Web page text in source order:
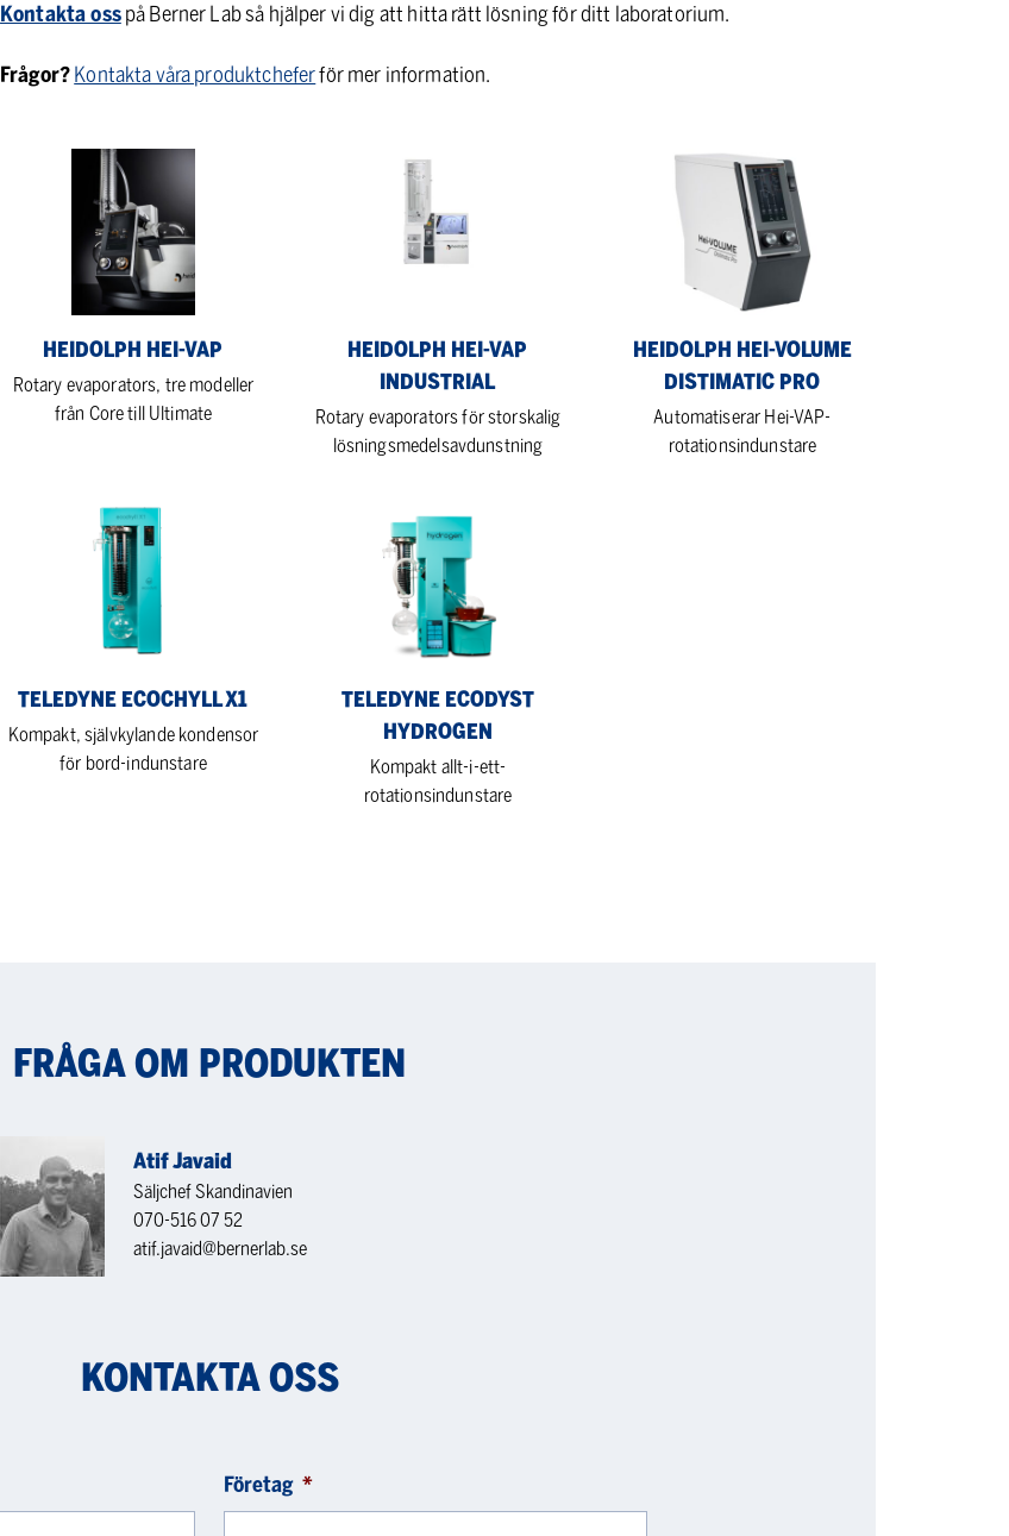
Kontakta osspå Berner Lab så hjälper vi dig att hitta rätt lösning för ditt laboratorium.
Frågor?Kontakta våra produktcheferför mer information.
HEIDOLPH HEI-VAP
Rotary evaporators, tre modeller
från Core till Ultimate
HEIDOLPH HEI-VAP
INDUSTRIAL
Rotary evaporators för storskalig
lösningsmedelsavdunstning
HEIDOLPH HEI-VOLUME
DISTIMATIC PRO
Automatiserar Hei-VAP-
rotationsindunstare
TELEDYNE ECOCHYLL X1
Kompakt, självkylande kondensor
för bord-indunstare
TELEDYNE ECODYST
HYDROGEN
Kompakt allt-i-ett-
rotationsindunstare
FRÅGA OM PRODUKTEN
Atif Javaid
Säljchef Skandinavien
070-516 07 52
atif.javaid@bernerlab.se
KONTAKTA OSS
Företag *